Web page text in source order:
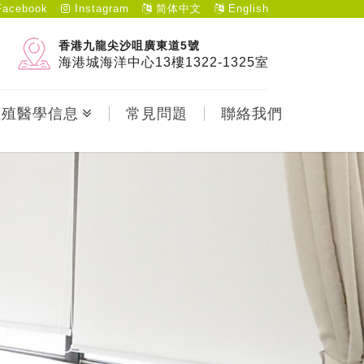
Instagram 简体中文 English
香港九龍尖沙咀廣東道5號
海港城海洋中心13樓1322-1325室
醫學信息 常見問題 聯絡我們